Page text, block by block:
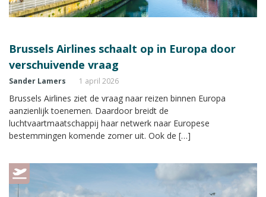
Brussels Airlines schaalt op in Europa door
verschuivende vraag
Sander Lamers 1 april 2026
Brussels Airlines ziet de vraag naar reizen binnen Europa
aanzienlijk toenemen. Daardoor breidt de
luchtvaartmaatschappij haar netwerk naar Europese
bestemmingen komende zomer uit. Ook de […]